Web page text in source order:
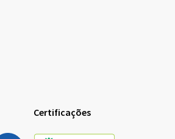
Certificações